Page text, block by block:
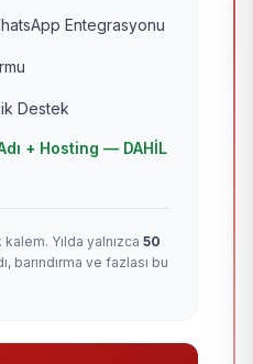
Entegrasyonu
Destek
+ Hosting — DAHİL
Yılda yalnızca 50
barındırma ve fazlası bu